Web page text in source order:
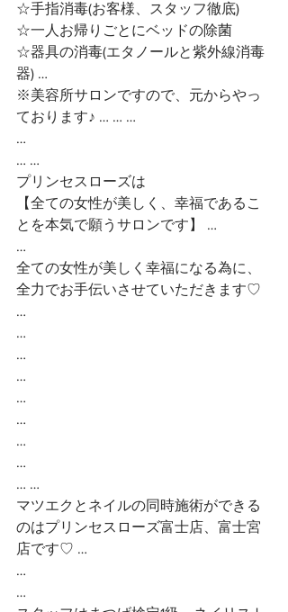
☆手指消毒(お客様、スタッフ徹底)
☆一人お帰りごとにベッドの除菌
☆器具の消毒(エタノールと紫外線消毒
器) …
※美容所サロンですので、元からやっ
ております♪ … … …
…
… …
プリンセスローズは
【全ての女性が美しく、幸福であるこ
とを本気で願うサロンです】 …
…
全ての女性が美しく幸福になる為に、
全力でお手伝いさせていただきます♡
…
…
…
…
…
…
…
…
… …
マツエクとネイルの同時施術ができる
のはプリンセスローズ富士店、富士宮
店です♡ …
…
…